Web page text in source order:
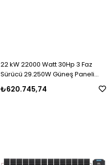
22 kW 22000 Watt 30Hp 3 Faz
Sürücü 29.250W Güneş Paneli
Sulama Paket-29
₺620.745,74